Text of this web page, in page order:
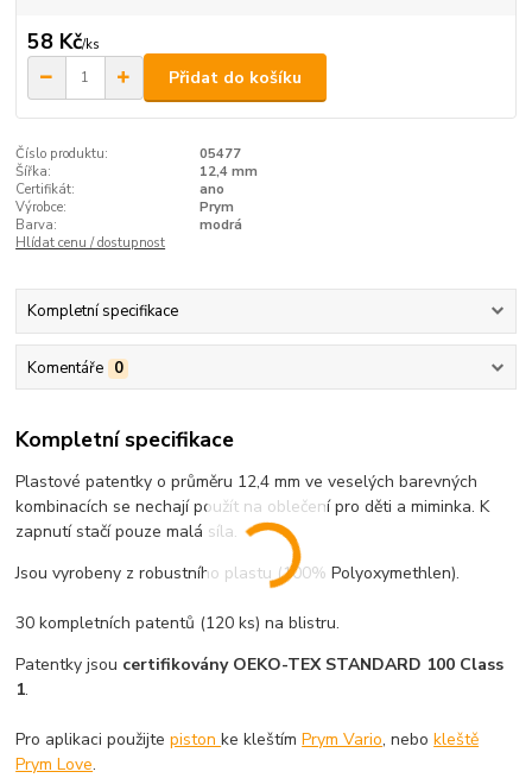
58 Kč/ks
Přidat do košíku
Číslo produktu:
05477
Šířka:
12,4 mm
Certifikát:
ano
Výrobce:
Prym
Barva:
modrá
Hlídat cenu / dostupnost
Kompletní specifikace
Komentáře 0
Kompletní specifikace
Plastové patentky o průměru 12,4 mm ve veselých barevných
kombinacích se nechají použít na oblečení pro děti a miminka. K
zapnutí stačí pouze malá síla.
Jsou vyrobeny z robustního plastu (100% Polyoxymethlen).
30 kompletních patentů (120 ks) na blistru.
Patentky jsou certifikovány OEKO-TEX STANDARD 100 Class
1.
Pro aplikaci použijtepistonke kleštímPrym Vario, nebokleště
Prym Love.